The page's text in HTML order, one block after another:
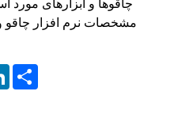
چاقوها و ابزارهای مورد
مشخصات نرم افزار چاقو
LinkedIn